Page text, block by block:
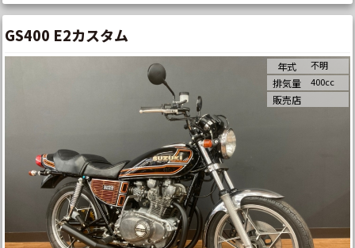
GS400 E2カスタム
年式 不明
排気量 400cc
販売店